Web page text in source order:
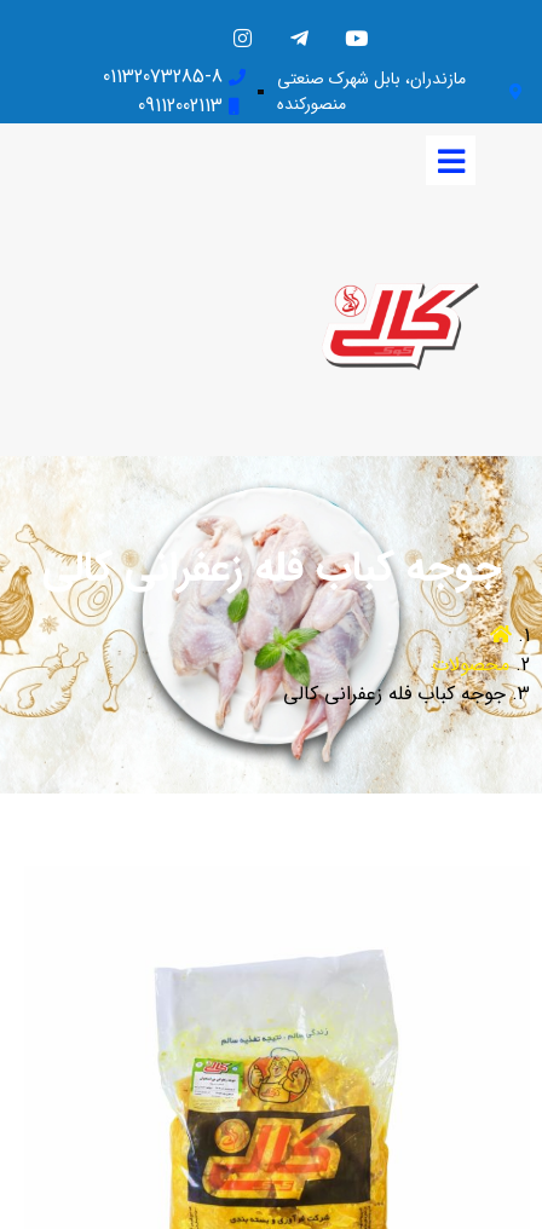
مازندران، بابل شهرک صنعتی
منصورکنده
01132073285-8
09112002113
جوجه کباب فله زعفرانی کالی
محصولات
جوجه کباب فله زعفرانی کالی